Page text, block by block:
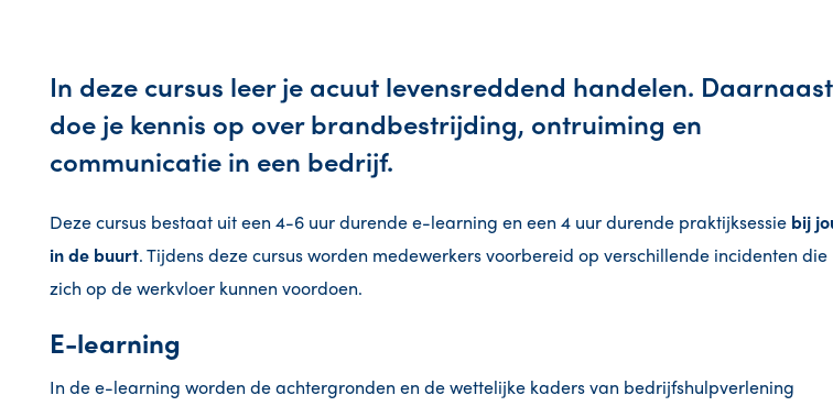
In deze cursus leer je acuut levensreddend handelen. Daarnaast
doe je kennis op over brandbestrijding, ontruiming en
communicatie in een bedrijf.
Deze cursus bestaat uit een 4-6 uur durende e-learning en een 4 uur durende praktijksessie bij
in de buurt. Tijdens deze cursus worden medewerkers voorbereid op verschillende incidenten die
zich op de werkvloer kunnen voordoen.
E-learning
In de e-learning worden de achtergronden en de wettelijke kaders van bedrijfshulpverlening